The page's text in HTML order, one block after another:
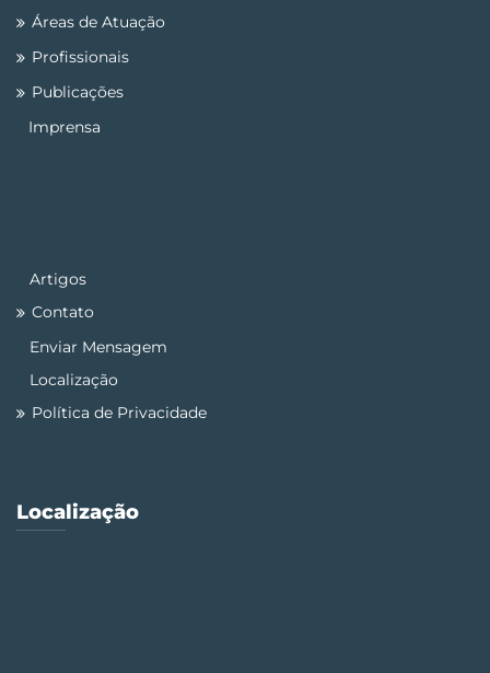
Áreas de Atuação
Profissionais
Publicações
Imprensa
Artigos
Contato
Enviar Mensagem
Localização
Política de Privacidade
Localização